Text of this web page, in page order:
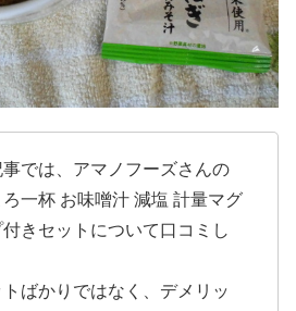
事では、アマノフーズさんの
ろ一杯 お味噌汁 減塩 計量マグ
付きセットについて口コミし
トばかりではなく、デメリッ